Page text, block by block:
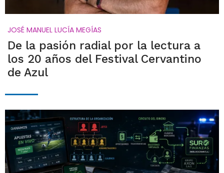
JOSÉ MANUEL LUCÍA MEGÍAS
De la pasión radial por la lectura a
los 20 años del Festival Cervantino
de Azul